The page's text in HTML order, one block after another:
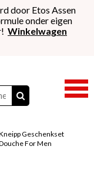
door Etos Assen
onder eigen
Winkelwagen
Geschenkset
For Men